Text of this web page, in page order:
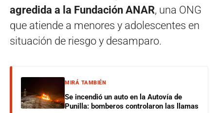
agredida a la Fundación ANAR, una ONG
que atiende a menores y adolescentes en
situación de riesgo y desamparo.
MIRÁ TAMBIÉN
Se incendió un auto en la Autovía de
Punilla: bomberos controlaron las llamas